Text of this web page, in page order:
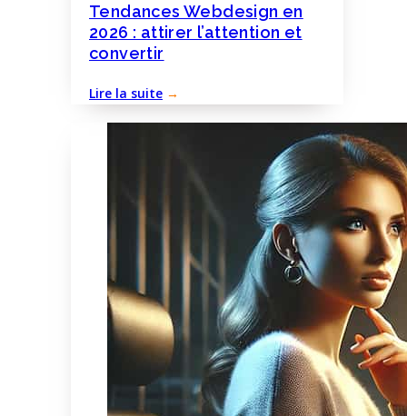
Tendances Webdesign en
2026 : attirer l’attention et
convertir
Lire la suite →